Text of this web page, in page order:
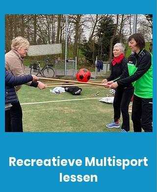
Recreatieve Multisport
lessen